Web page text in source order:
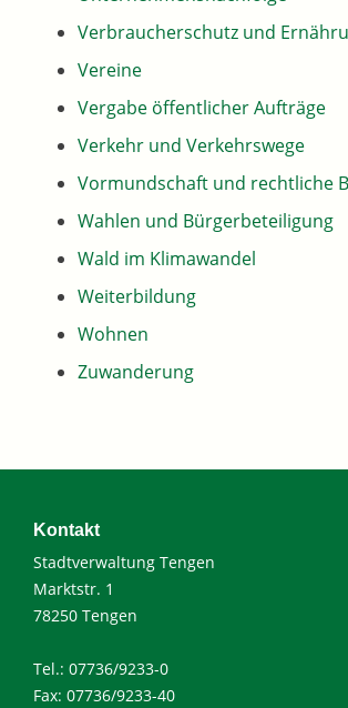
Verbraucherschutz und
Vereine
Vergabe öffentlicher Aufträge
Verkehr und Verkehrswege
Vormundschaft und rechtliche
Wahlen und Bürgerbeteiligung
Wald im Klimawandel
Weiterbildung
Wohnen
Zuwanderung
Kontakt
Stadtverwaltung Tengen
Marktstr. 1
78250 Tengen
Tel.: 07736/9233-0
Fax: 07736/9233-40